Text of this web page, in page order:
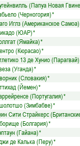
(Папуа Новая
(Черногория)*
Иглз (Американское Самоа)
(ЮАР)*
(Ямайка)*
(Кюрасао)*
13 де Хунио (Парагвай)
(Уганда)*
(Словакия)*
(Йемен)*
(Португалия)*
(Зимбабве)*
Сити Страйкерс
(Болгария)*
(Гайана)*
де Калька (Перу)*